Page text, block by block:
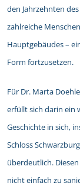
den Jahrzehnten
zahlreiche
Hauptgebäudes –
Form fortzusetzen.
Für Dr. Marta
erfüllt sich darin ein
Geschichte in sich,
Schloss
überdeutlich.
nicht einfach zu